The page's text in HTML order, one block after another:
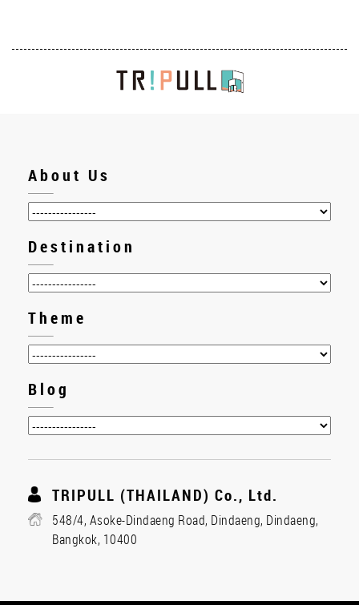
About Us
Destination
Theme
Blog
TRIPULL (THAILAND) Co., Ltd.
548/4, Asoke-Dindaeng Road, Dindaeng, Dindaeng,
Bangkok, 10400